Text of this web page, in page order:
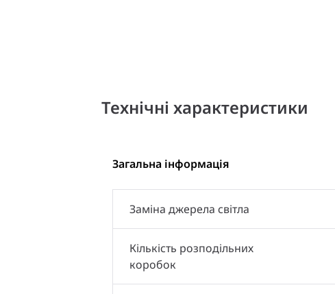
Технічні характеристики
Загальна інформація
Заміна джерела світла
Кількість розподільних
коробок